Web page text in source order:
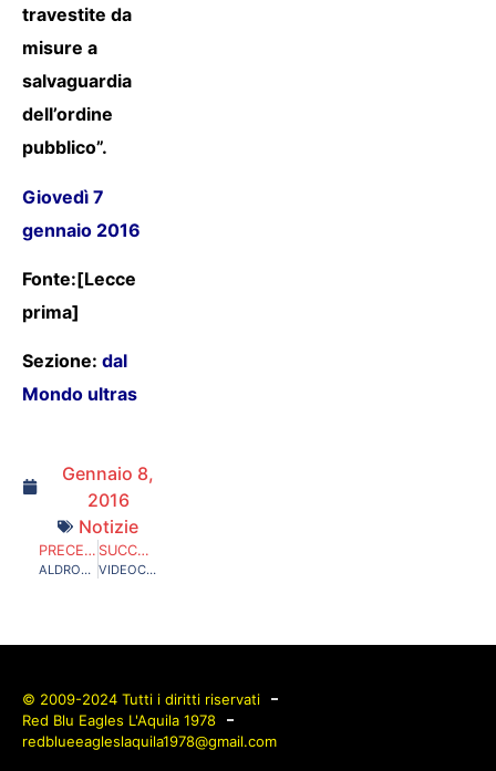
travestite da
misure a
salvaguardia
dell’ordine
pubblico”.
Giovedì 7
gennaio 2016
Fonte:[Lecce
prima]
Sezione: dal
Mondo ultras
Gennaio 8,
2016
Notizie
PRECEDENTE
ALDROVANDI: MAXI SCONTO SUL RISARCIMENTO DEGLI AGENTI CONDANNATI
SUCCESSIVO
VIDEOCLIP SKATERS AREA ULTRAS D’ITALIA SKATEPARK MAURANE FRATY!
© 2009-2024 Tutti i diritti riservati
Red Blu Eagles L'Aquila 1978
redblueeagleslaquila1978@gmail.com